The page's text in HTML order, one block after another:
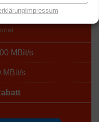
Impressum
MBit/s
MBit/s